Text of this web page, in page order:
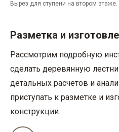
Вырез для ступени на втором этаже.
Разметка и
Рассмотрим подробную
сделать деревянную
детальных расчетов и
приступать к разметке и
конструкции.